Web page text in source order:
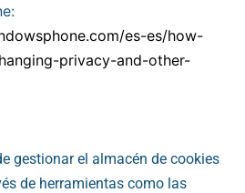
es-es/how-
privacy-and-other-
gestionar el almacén de cookies
de herramientas como las